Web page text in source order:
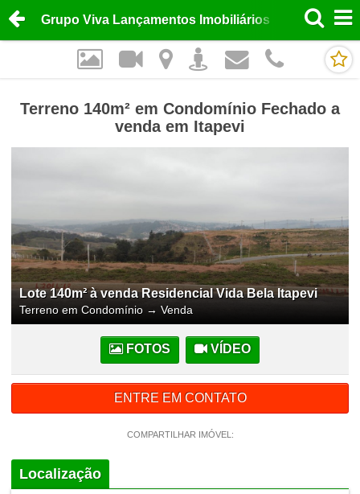
Grupo Viva Lançamentos Imobiliários
Terreno 140m² em Condomínio Fechado a
venda em Itapevi
Lote 140m² à venda Residencial Vida Bela Itapevi
Terreno em Condomínio → Venda
FOTOS VÍDEO
ENTRE EM CONTATO
COMPARTILHAR IMÓVEL:
Localização